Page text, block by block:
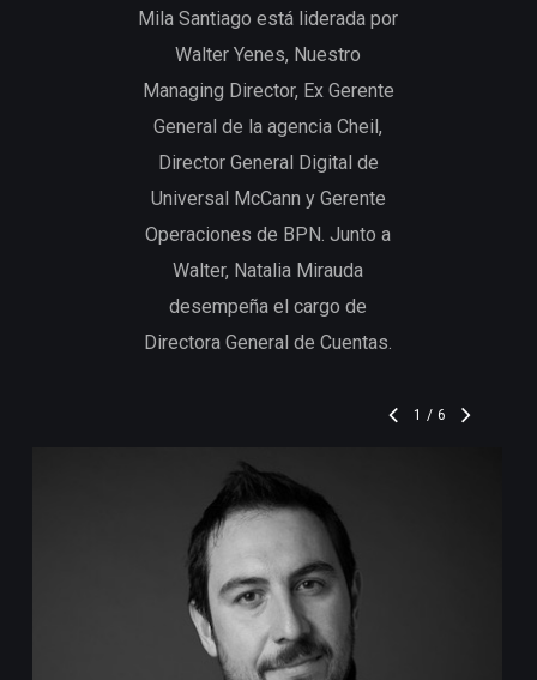
Mila Santiago está liderada por
Walter Yenes, Nuestro
Managing Director, Ex Gerente
General de la agencia Cheil,
Director General Digital de
Universal McCann y Gerente
Operaciones de BPN. Junto a
Walter, Natalia Mirauda
desempeña el cargo de
Directora General de Cuentas.
1/6